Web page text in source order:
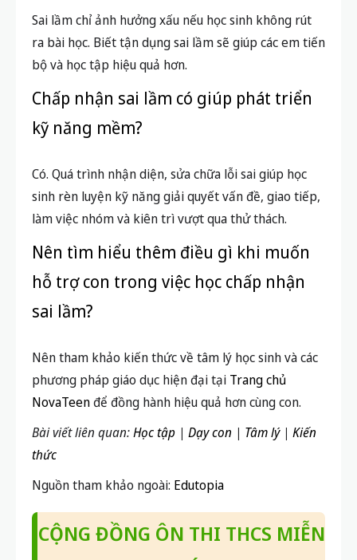
Sai lầm chỉ ảnh hưởng xấu nếu học sinh không rút
ra bài học. Biết tận dụng sai lầm sẽ giúp các em tiến
bộ và học tập hiệu quả hơn.
Chấp nhận sai lầm có giúp phát triển
kỹ năng mềm?
Có. Quá trình nhận diện, sửa chữa lỗi sai giúp học
sinh rèn luyện kỹ năng giải quyết vấn đề, giao tiếp,
làm việc nhóm và kiên trì vượt qua thử thách.
Nên tìm hiểu thêm điều gì khi muốn
hỗ trợ con trong việc học chấp nhận
sai lầm?
Nên tham khảo kiến thức về tâm lý học sinh và các
phương pháp giáo dục hiện đại tại Trang chủ
NovaTeenđể đồng hành hiệu quả hơn cùng con.
Bài viết liên quan:Học tập | Dạy con | Tâm lý| Kiến
thức
Nguồn tham khảo ngoài: Edutopia
CỘNG ĐỒNG ÔN THI THCS MIỄN